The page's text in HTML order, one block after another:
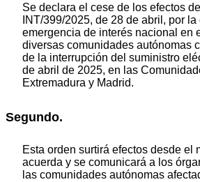
Se declara el cese de los efectos
INT/399/2025, de 28 de abril, por
emergencia de interés nacional en
diversas comunidades autónomas
de la interrupción del suministro
de abril de 2025, en las
Extremadura y Madrid.
Segundo.
Esta orden surtirá efectos desde el
acuerda y se comunicará a los
las comunidades autónomas